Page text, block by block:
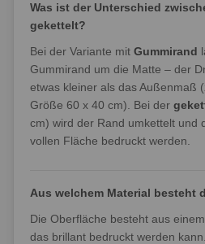
Was ist der Unterschied
gekettelt?
Bei der Variante mit Gummirand
Gummirand um die Matte – der
etwas kleiner als das Außenmaß
Größe 60 x 40 cm). Bei der
cm) wird der Rand umkettelt und
vollen Fläche bedruckt werden.
Aus welchem Material besteht
Die Oberfläche besteht aus
das brillant bedruckt werden